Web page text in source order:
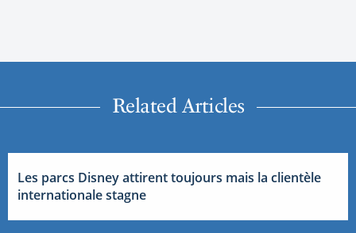
Related Articles
Les parcs Disney attirent toujours mais la clientèle
internationale stagne